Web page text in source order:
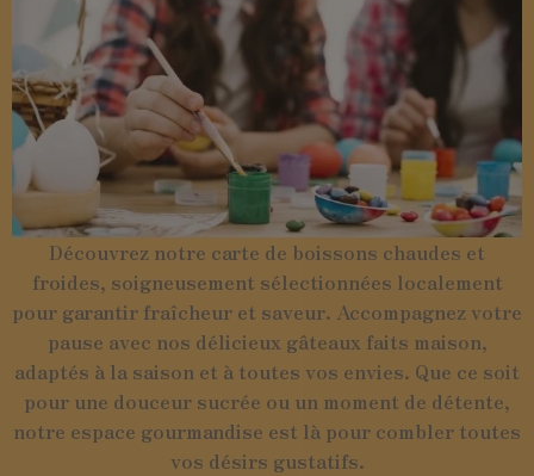
Découvrez notre carte de boissons chaudes et
froides, soigneusement sélectionnées localement
pour garantir fraîcheur et saveur. Accompagnez votre
pause avec nos délicieux gâteaux faits maison,
adaptés à la saison et à toutes vos envies. Que ce soit
pour une douceur sucrée ou un moment de détente,
notre espace gourmandise est là pour combler toutes
vos désirs gustatifs.